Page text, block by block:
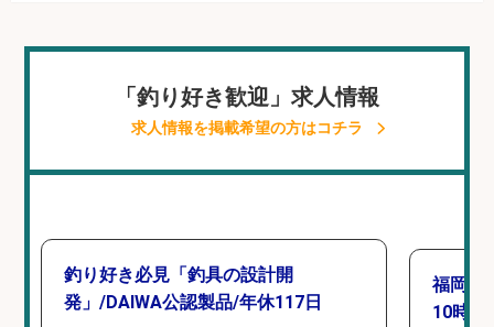
「釣り好き歓迎」求人情報
求人情報を掲載希望の方はコチラ
釣り好き必見「釣具の設計開
発」/DAIWA公認製品/年休117日
福岡「
10時間